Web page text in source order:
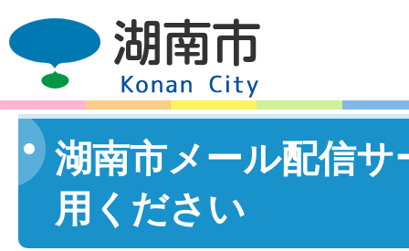
湖南市メール配信
用ください